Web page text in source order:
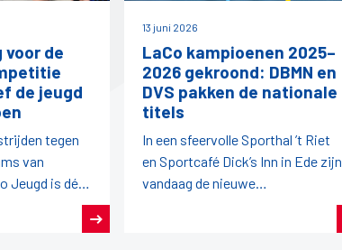
voor de
de jeugd
tegen
van
Jeugd is dé
waar talent,
13 juni 2026
LaCo kampioenen 2025–
2026 gekroond: DBMN en
DVS pakken de nationale
titels
In een sfeervolle Sporthal ’t Riet
en Sportcafé Dick’s Inn in Ede zijn
vandaag de nieuwe